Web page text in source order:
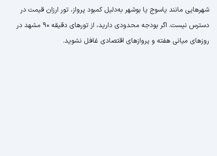
شهرهایی مانند یاسوج یا بوشهر به‌دلیل کمبود پرواز، تور ارزان قیمت در
دسترس نیست. اگر بودجه محدودی دارید، از تورهای دقیقه 90 مشهد در
روزهای میانی هفته و پروازهای اقتصادی غافل نشوید.